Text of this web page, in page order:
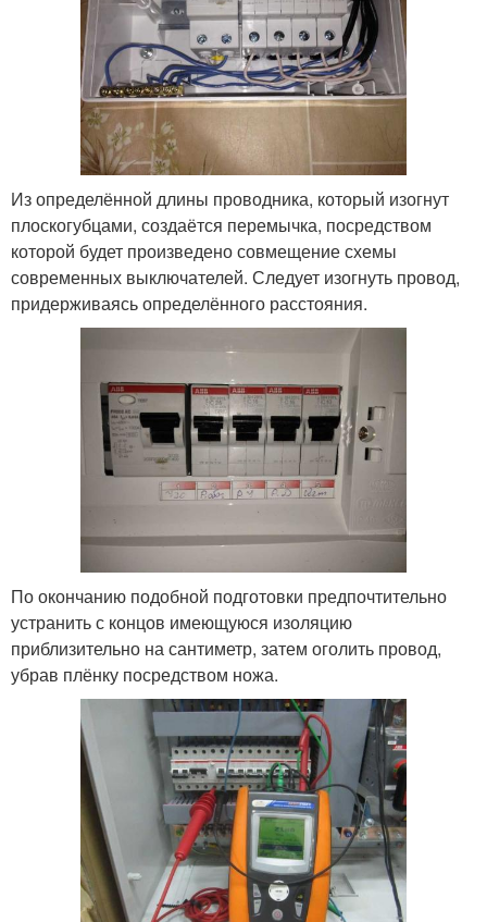
Из определённой длины проводника, который изогнут
плоскогубцами, создаётся перемычка, посредством
которой будет произведено совмещение схемы
современных выключателей. Следует изогнуть провод,
придерживаясь определённого расстояния.
По окончанию подобной подготовки предпочтительно
устранить с концов имеющуюся изоляцию
приблизительно на сантиметр, затем оголить провод,
убрав плёнку посредством ножа.